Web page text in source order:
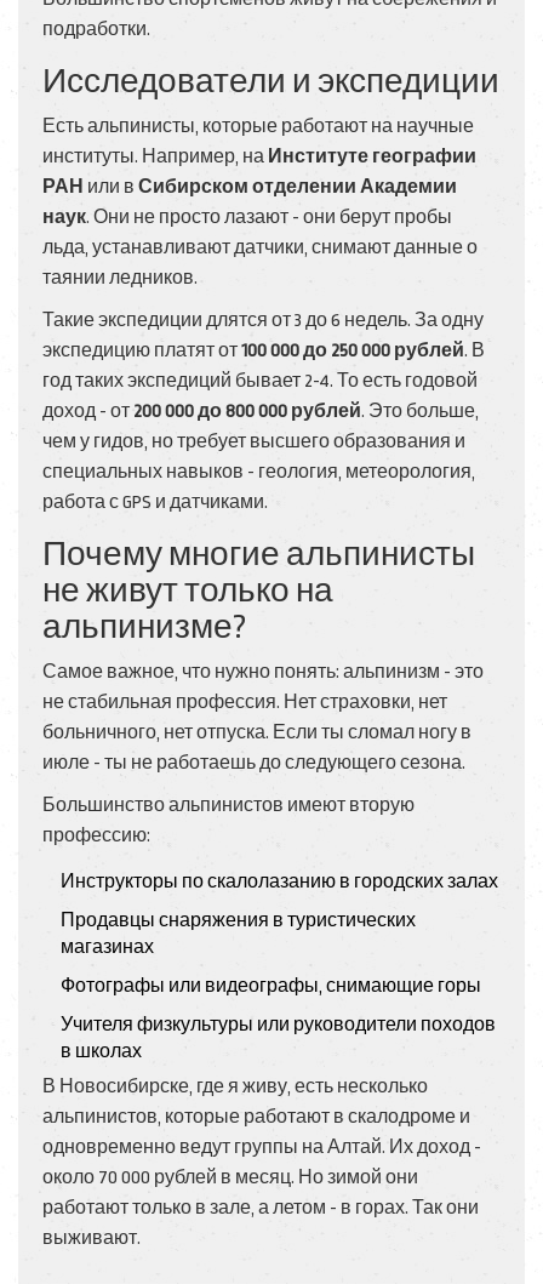
подработки.
Исследователи и экспедиции
Есть альпинисты, которые работают на научные
институты. Например, на Институте географии
РАН или в Сибирском отделении Академии
наук. Они не просто лазают - они берут пробы
льда, устанавливают датчики, снимают данные о
таянии ледников.
Такие экспедиции длятся от 3 до 6 недель. За одну
экспедицию платят от100 000 до 250 000 рублей. В
год таких экспедиций бывает 2-4. То есть годовой
доход - от 200 000 до 800 000 рублей. Это больше,
чем у гидов, но требует высшего образования и
специальных навыков - геология, метеорология,
работа с GPS и датчиками.
Почему многие альпинисты
не живут только на
альпинизме?
Самое важное, что нужно понять: альпинизм - это
не стабильная профессия. Нет страховки, нет
больничного, нет отпуска. Если ты сломал ногу в
июле - ты не работаешь до следующего сезона.
Большинство альпинистов имеют вторую
профессию:
Инструкторы по скалолазанию в городских залах
Продавцы снаряжения в туристических
магазинах
Фотографы или видеографы, снимающие горы
Учителя физкультуры или руководители походов
в школах
В Новосибирске, где я живу, есть несколько
альпинистов, которые работают в скалодроме и
одновременно ведут группы на Алтай. Их доход -
около 70 000 рублей в месяц. Но зимой они
работают только в зале, а летом - в горах. Так они
выживают.